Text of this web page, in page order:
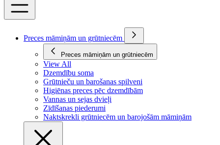
Preces māmiņām un grūtniecēm
Preces māmiņām un grūtniecēm
View All
Dzemdību soma
Grūtnieču un barošanas spilveni
Higiēnas preces pēc dzemdībām
Vannas un sejas dvieļi
Zīdīšanas piederumi
Naktskrekli grūtniecēm un barojošām māmiņām